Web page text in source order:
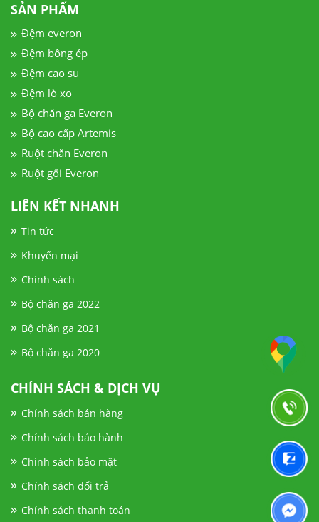
SẢN PHẨM
Đệm everon
Đệm bông ép
Đệm cao su
Đệm lò xo
Bộ chăn ga Everon
Bộ cao cấp Artemis
Ruột chăn Everon
Ruột gối Everon
LIÊN KẾT NHANH
Tin tức
Khuyến mại
Chính sách
Bộ chăn ga 2022
Bộ chăn ga 2021
Bộ chăn ga 2020
CHÍNH SÁCH & DỊCH VỤ
Chính sách bán hàng
Chính sách bảo hành
Chính sách bảo mật
Chính sách đổi trả
Chính sách thanh toán